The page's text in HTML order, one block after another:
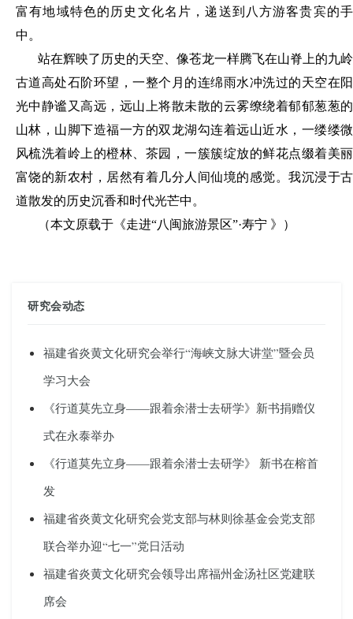
富有地域特色的历史文化名片，递送到八方游客贵宾的手
中。
站在辉映了历史的天空、像苍龙一样腾飞在山脊上的九岭
古道高处石阶环望，一整个月的连绵雨水冲洗过的天空在阳
光中静谧又高远，远山上将散未散的云雾缭绕着郁郁葱葱的
山林，山脚下造福一方的双龙湖勾连着远山近水，一缕缕微
风梳洗着岭上的橙林、茶园，一簇簇绽放的鲜花点缀着美丽
富饶的新农村，居然有着几分人间仙境的感觉。我沉浸于古
道散发的历史沉香和时代光芒中。
（本文原载于《走进“八闽旅游景区”·寿宁 》）
研究会动态
福建省炎黄文化研究会举行“海峡文脉大讲堂”暨会员
学习大会
《行道莫先立身——跟着余潜士去研学》新书捐赠仪
式在永泰举办
《行道莫先立身——跟着余潜士去研学》 新书在榕首
发
福建省炎黄文化研究会党支部与林则徐基金会党支部
联合举办迎“七一”党日活动
福建省炎黄文化研究会领导出席福州金汤社区党建联
席会